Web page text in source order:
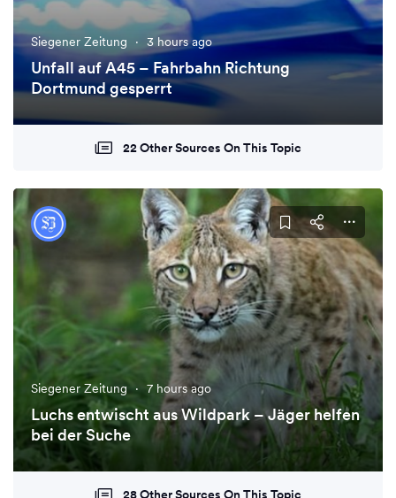
Siegener Zeitung · 3 hours ago
Unfall auf A45 – Fahrbahn Richtung
Dortmund gesperrt
22 Other Sources On This Topic
Siegener Zeitung · 7 hours ago
Luchs entwischt aus Wildpark – Jäger helfen
bei der Suche
28 Other Sources On This Topic